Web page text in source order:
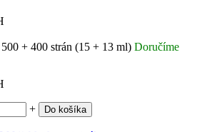
500 + 400 strán (15 + 13 ml) Doručíme
+ Do košíka